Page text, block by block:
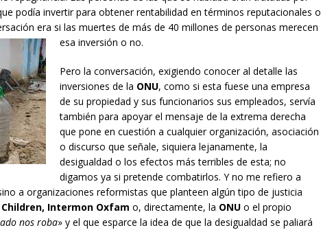
podía invertir para obtener rentabilidad en términos reputacionales o
era si las muertes de más de 40 millones de personas merecen
esa inversión o no.
Pero la conversación, exigiendo conocer al detalle las
inversiones de la ONU, como si esta fuese una empresa
de su propiedad y sus funcionarios sus empleados, servía
también para apoyar el mensaje de la extrema derecha
que pone en cuestión a cualquier organización, asociación
o discurso que señale, siquiera lejanamente, la
desigualdad o los efectos más terribles de esta; no
digamos ya si pretende combatirlos. Y no me refiero a
a organizaciones reformistas que planteen algún tipo de justicia
Intermon Oxfam o, directamente, la ONU o el propio
nos roba» y el que esparce la idea de que la desigualdad se paliará